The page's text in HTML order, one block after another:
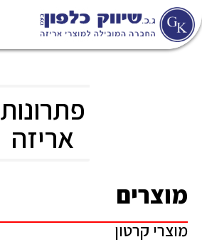
פתרונות
אריזה
מוצרים
מוצרי קרטון